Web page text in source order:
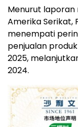
Menurut laporan
Amerika Serikat,
menempati
penjualan produk
2025,
2024.